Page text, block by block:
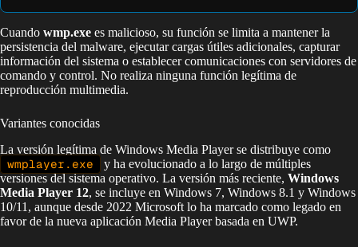
Cuando wmp.exe es malicioso, su función se limita a mantener la
persistencia del malware, ejecutar cargas útiles adicionales, capturar
información del sistema o establecer comunicaciones con servidores de
comando y control. No realiza ninguna función legítima de
reproducción multimedia.
Variantes conocidas
La versión legítima de Windows Media Player se distribuye como
wmplayer.exe
y ha evolucionado a lo largo de múltiples
versiones del sistema operativo. La versión más reciente, Windows
Media Player 12, se incluye en Windows 7, Windows 8.1 y Windows
10/11, aunque desde 2022 Microsoft lo ha marcado como legado en
favor de la nueva aplicación Media Player basada en UWP.